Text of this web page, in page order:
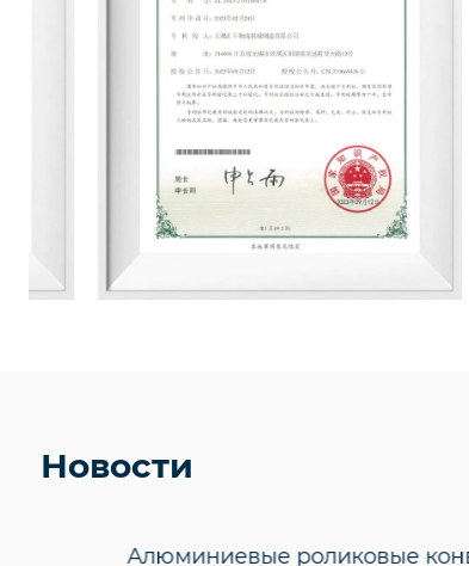
Новости
Алюминиевые роликовые конвейеры: